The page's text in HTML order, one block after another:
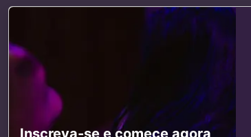
Inscreva-se e comece agora